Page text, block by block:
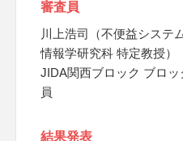
審査員
川上浩司（不便益システ
情報学研究科 特定教授）
JIDA関西ブロック ブロ
員
結果発表